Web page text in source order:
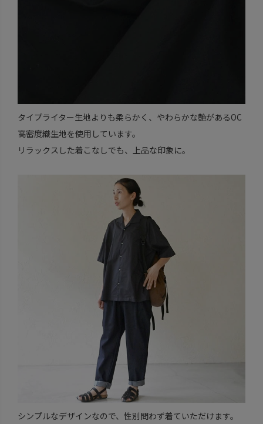
タイプライター生地よりも柔らかく、やわらかな艶があるOC
高密度織生地を使用しています。
リラックスした着こなしでも、上品な印象に。
シンプルなデザインなので、性別問わず着ていただけます。